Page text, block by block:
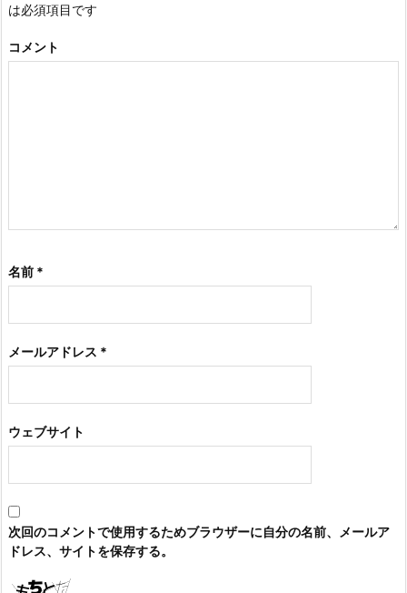
は必須項目です
コメント
名前 *
メールアドレス *
ウェブサイト
次回のコメントで使用するためブラウザーに自分の名前、メールア
ドレス、サイトを保存する。